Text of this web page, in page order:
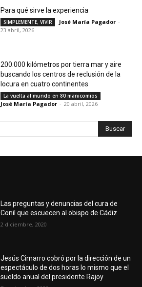
Para qué sirve la experiencia
SIMPLEMENTE, VIVIR José María Pagador -
23 abril, 2026
200.000 kilómetros por tierra mar y aire
buscando los centros de reclusión de la
locura en cuatro continentes
La vuelta al mundo en 80 manicomios
José María Pagador - 20 abril, 2026
Buscar
Las preguntas y denuncias del cura de
Conil que escuecen al obispo de Cádiz
2 diciembre, 2020
Jesús Cimarro cobró por la dirección de un
espectáculo de dos horas lo mismo que el
sueldo anual del presidente Rajoy